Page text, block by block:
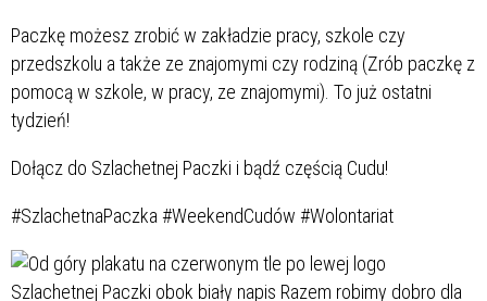
Paczkę możesz zrobić w zakładzie pracy, szkole czy
przedszkolu a także ze znajomymi czy rodziną (Zrób paczkę z
pomocą w szkole, w pracy, ze znajomymi). To już ostatni
tydzień!
Dołącz do Szlachetnej Paczki i bądź częścią Cudu!
#SzlachetnaPaczka #WeekendCudów #Wolontariat